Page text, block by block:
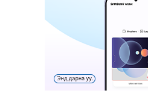
“Аяллын газрын
Голомт банкны
13 цагийн өмнө 1